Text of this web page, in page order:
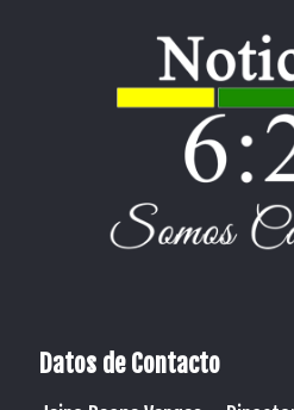
Datos de Contacto